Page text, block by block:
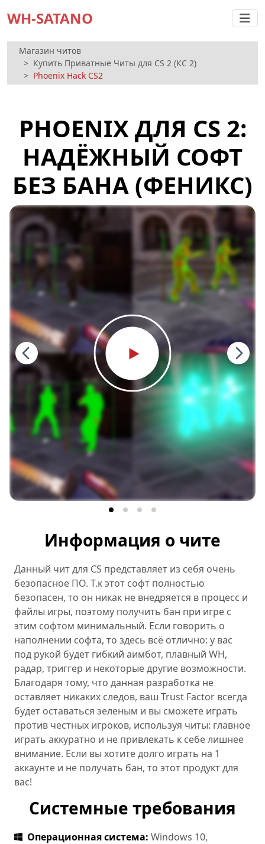
WH-SATANO
Магазин читов
Купить Приватные Читы для CS 2 (КС 2)
Phoenix Hack CS2
PHOENIX ДЛЯ CS 2:
НАДЁЖНЫЙ СОФТ
БЕЗ БАНА (ФЕНИКС)
Информация о чите
Данный чит для CS представляет из себя очень
безопасное ПО. Т.к этот софт полностью
безопасен, то он никак не внедряется в процесс и
файлы игры, поэтому получить бан при игре с
этим софтом минимальный. Если говорить о
наполнении софта, то здесь всё отлично: у вас
под рукой будет гибкий аимбот, плавный WH,
радар, триггер и некоторые другие возможности.
Благодаря тому, что данная разработка не
оставляет никаких следов, ваш Trust Factor всегда
будет оставаться зеленым и вы сможете играть
против честных игроков, используя читы: главное
играть аккуратно и не привлекать к себе лишнее
внимание. Если вы хотите долго играть на 1
аккаунте и не получать бан, то этот продукт для
вас!
Системные требования
Операционная система: Windows 10,